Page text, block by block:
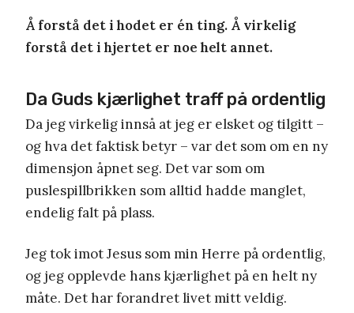
Å forstå det i hodet er én ting. Å virkelig
forstå det i hjertet er noe helt annet.
Da Guds kjærlighet traff på ordentlig
Da jeg virkelig innså at jeg er elsket og tilgitt –
og hva det faktisk betyr – var det som om en ny
dimensjon åpnet seg. Det var som om
puslespillbrikken som alltid hadde manglet,
endelig falt på plass.
Jeg tok imot Jesus som min Herre på ordentlig,
og jeg opplevde hans kjærlighet på en helt ny
måte. Det har forandret livet mitt veldig.